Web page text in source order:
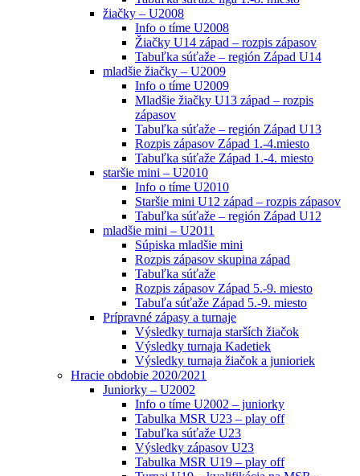
žiačky – U2008
Info o tíme U2008
Žiačky U14 západ – rozpis zápasov
Tabuľka súťaže – región Západ U14
mladšie žiačky – U2009
Info o tíme U2009
Mladšie žiačky U13 západ – rozpis
zápasov
Tabuľka súťaže – región Západ U13
Rozpis zápasov Západ 1.-4.miesto
Tabuľka súťaže Západ 1.-4. miesto
staršie mini – U2010
Info o tíme U2010
Staršie mini U12 západ – rozpis zápasov
Tabuľka súťaže – región Západ U12
mladšie mini – U2011
Súpiska mladšie mini
Rozpis zápasov skupina západ
Tabuľka súťaže
Rozpis zápasov Západ 5.-9. miesto
Tabuľa súťaže Západ 5.-9. miesto
Prípravné zápasy a turnaje
Výsledky turnaja starších žiačok
Výsledky turnaja Kadetiek
Výsledky turnaja žiačok a junioriek
Hracie obdobie 2020/2021
Juniorky – U2002
Info o tíme U2002 – juniorky
Tabulka MSR U23 – play off
Tabuľka súťaže U23
Výsledky zápasov U23
Tabulka MSR U19 – play off